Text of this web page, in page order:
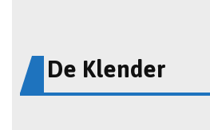
De Klender